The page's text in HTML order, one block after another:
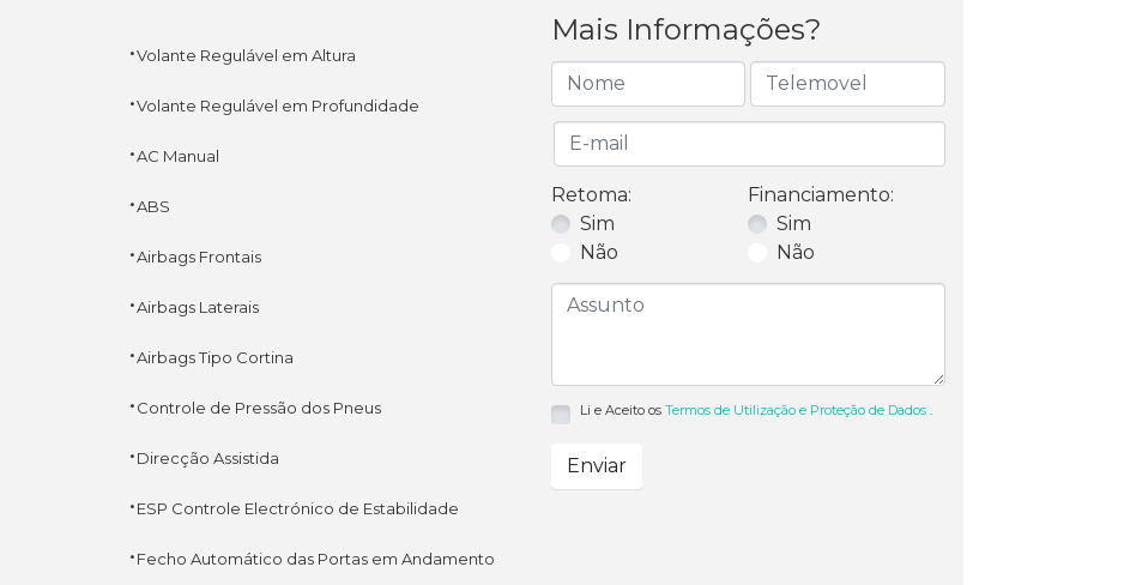
·Volante Regulável em Altura
·Volante Regulável em Profundidade
·AC Manual
·ABS
·Airbags Frontais
·Airbags Laterais
·Airbags Tipo Cortina
·Controle de Pressão dos Pneus
·Direcção Assistida
·ESP Controle Electrónico de Estabilidade
·Fecho Automático das Portas em Andamento
Mais Informações?
Retoma:
Sim
Não
Financiamento:
Sim
Não
Li e Aceito osTermos de Utilização e Proteção de Dados
Enviar